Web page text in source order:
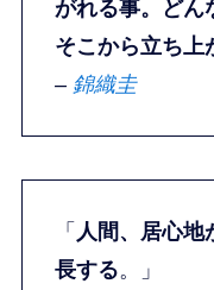
がれる事。どん
そこから立ち上
– 錦織圭
「 人間、居心地
長する。」